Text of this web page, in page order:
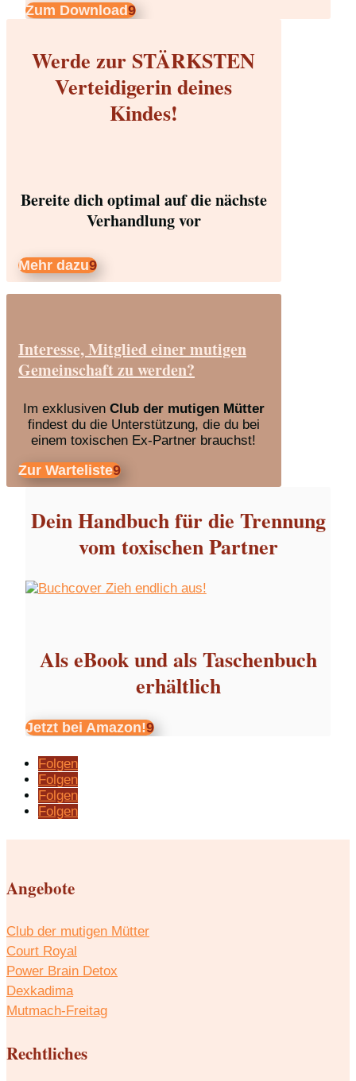
Zum Download
Werde zur STÄRKSTEN
Verteidigerin deines
Kindes!
Bereite dich optimal auf die nächste
Verhandlung vor
Mehr dazu
Interesse, Mitglied einer mutigen
Gemeinschaft zu werden?
Im exklusiven Club der mutigen Mütter
findest du die Unterstützung, die du bei
einem toxischen Ex-Partner brauchst!
Zur Warteliste
Dein Handbuch für die Trennung
vom toxischen Partner
Als eBook und als Taschenbuch
erhältlich
Jetzt bei Amazon!
Folgen
Folgen
Folgen
Folgen
Angebote
Club der mutigen Mütter
Court Royal
Power Brain Detox
Dexkadima
Mutmach-Freitag
Rechtliches